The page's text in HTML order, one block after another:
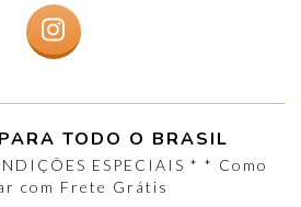
TODO O BRASIL
ESPECIAIS * * Como
com Frete Grátis